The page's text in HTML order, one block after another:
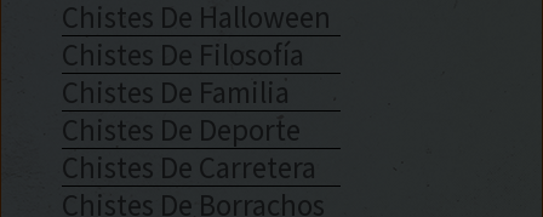
Chistes De Halloween
Chistes De Filosofía
Chistes De Familia
Chistes De Deporte
Chistes De Carretera
Chistes De Borrachos